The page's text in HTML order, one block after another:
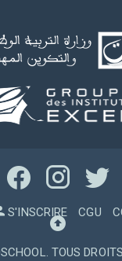
S'INSCRIRE CGU
. TOUS